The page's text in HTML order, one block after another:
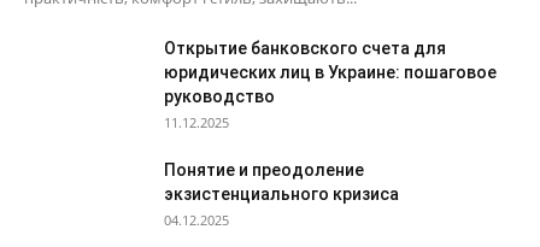
Открытие банковского счета для
юридических лиц в Украине: пошаговое
руководство
11.12.2025
Понятие и преодоление
экзистенциального кризиса
04.12.2025